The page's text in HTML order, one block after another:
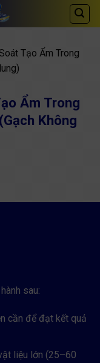
Tạo Ẩm Trong
Ẩm Trong
Không
sau:
cần để đạt kết quả
liệu lớn (25–60